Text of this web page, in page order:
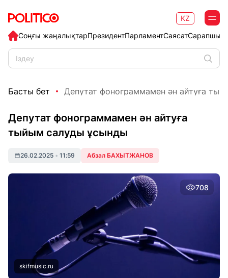
Соңғы жаңалықтарПрезидентПарламентСаясат
KZ
Басты бет Депутат фонограммамен ән айтуға
Депутат фонограммамен ән айтуға
тыйым салуды ұсынды
26.02.2025 • 11:59 Абзал БАХЫТЖАНОВ
708
skifmusic.ru